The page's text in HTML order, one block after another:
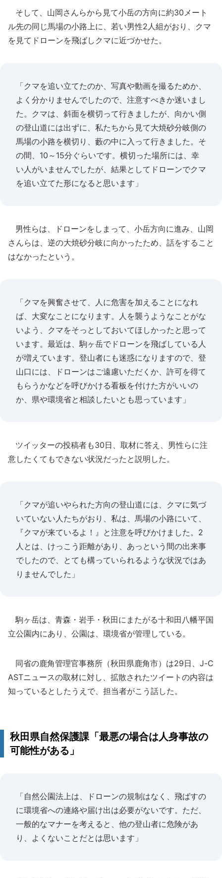
そして、山岡さんらから見て小岳の方向に約30メート
ル先の同じ馬場の小路上に、若い男性2人組がおり、クマ
を見てドローンを飛ばしクマに近づかせた。
「クマを追い立てたのか、写真や動画を撮るためか、
よく分かりませんでしたので、注意すべきか迷いまし
た。クマは、斜面を横切って行きましたが、向かい側
の登山道には出ずに、私たちから見て大焼砂分岐側の
馬場の小路を横切り、藪の中に入って行きました。そ
の間、10～15分ぐらいです。横切った場所には、幸
い人がいませんでしたが、結果としてドローンでクマ
を追い立てた形になると思います」
男性らは、ドローンをしまって、小岳方向に進み、山岡
さんらは、逆の大焼砂分岐に向かったため、話をすること
はなかったという。
「クマを興奮させて、人に危害を加えることになれ
ば、大変なことになります。人を襲うようなことがな
いよう、クマをそっとしておいてほしかったと思って
います。最近は、駒ヶ岳でドローンを飛ばしている人
が増えています。登山者にも迷惑になりますので、登
山口には、ドローンはご遠慮いただくか、許可を得て
もらうかなどを呼びかける看板を付けた方がいいの
か、県や環境省と相談したいとも思っています」
ツイッターの投稿者も30日、取材に答え、男性らに注
意したくてもできない状況だったと説明した。
「クマが追いやられた方向の登山道には、クマに気づ
いていない人たちがおり、私は、馬場の小路にいて、
『クマが来ているよ！』と注意を呼びかけました。2
人とは、けっこう距離があり、あっという間の出来事
でしたので、とても構っていられるような状況ではあ
りませんでした」
駒ヶ岳は、青森・岩手・秋田にまたがる十和田八幡平国
立公園内にあり、公園は、環境省が管理している。
同省の鹿角管理官事務所（秋田県鹿角市）は29日、J-C
ASTニュースの取材に対し、拡散されたツイートの内容は
知っているとしたうえで、担当者がこう話した。
秋田県自然保護課「最悪の場合は人身事故の
可能性がある」
「自然公園法上は、ドローンの規制はなく、飛ばすの
に環境省への連絡や届け出は必要がないです。ただ、
一般的なマナーを考えると、他の登山者に危険があ
り、よくないことだとは思います」